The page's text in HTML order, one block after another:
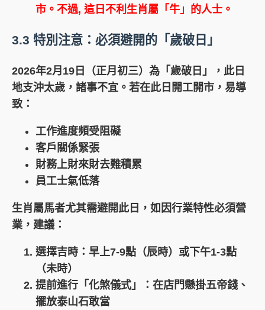
市。不過, 這日不利生肖屬「牛」的人士。
3.3 特別注意：必須避開的「歲破日」
2026年2月19日（正月初三）為「歲破日」
，此日
地支沖太歲，諸事不宜。若在此日開工開市，易導
致：
工作進度頻受阻礙
客戶關係緊張
財務上財來財去難積累
員工士氣低落
生肖屬馬者尤其需避開此日 ，如因行業特性必須營
業，建議：
選擇吉時：早上7-9點（辰時）或下午1-3點
（未時）
提前進行「化煞儀式」：在店門懸掛五帝錢、
擺放泰山石敢當